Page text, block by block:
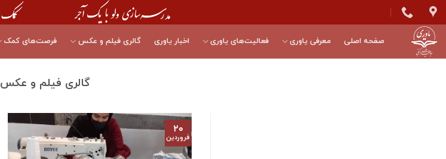
Skip
to
content
صفحه اصلی معرفی یاوری فعالیت‌های یاوری اخبار یاوری گالری فیلم و عکس فرصت‌های کمک
گالری فیلم و عکس
۲۰
فروردین